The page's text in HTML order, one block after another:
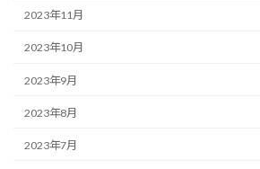
2023年11月
2023年10月
2023年9月
2023年8月
2023年7月